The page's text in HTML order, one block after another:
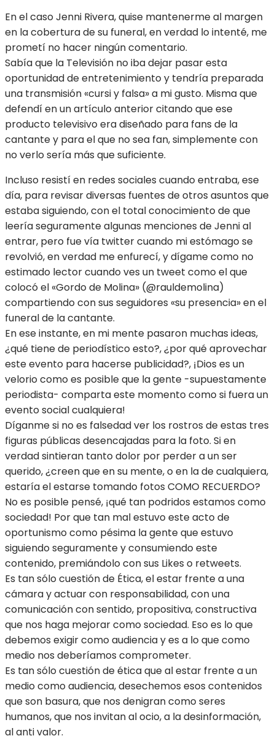
En el caso Jenni Rivera, quise mantenerme al margen
en la cobertura de su funeral, en verdad lo intenté, me
prometí no hacer ningún comentario.
Sabía que la Televisión no iba dejar pasar esta
oportunidad de entretenimiento y tendría preparada
una transmisión «cursi y falsa» a mi gusto. Misma que
defendí en un artículo anterior citando que ese
producto televisivo era diseñado para fans de la
cantante y para el que no sea fan, simplemente con
no verlo sería más que suficiente.
Incluso resistí en redes sociales cuando entraba, ese
día, para revisar diversas fuentes de otros asuntos que
estaba siguiendo, con el total conocimiento de que
leería seguramente algunas menciones de Jenni al
entrar, pero fue vía twitter cuando mi estómago se
revolvió, en verdad me enfurecí, y dígame como no
estimado lector cuando ves un tweet como el que
colocó el «Gordo de Molina» (@rauldemolina)
compartiendo con sus seguidores «su presencia» en el
funeral de la cantante.
En ese instante, en mi mente pasaron muchas ideas,
¿qué tiene de periodístico esto?, ¿por qué aprovechar
este evento para hacerse publicidad?, ¡Dios es un
velorio como es posible que la gente -supuestamente
periodista- comparta este momento como si fuera un
evento social cualquiera!
Díganme si no es falsedad ver los rostros de estas tres
figuras públicas desencajadas para la foto. Si en
verdad sintieran tanto dolor por perder a un ser
querido, ¿creen que en su mente, o en la de cualquiera,
estaría el estarse tomando fotos COMO RECUERDO?
No es posible pensé, ¡qué tan podridos estamos como
sociedad! Por que tan mal estuvo este acto de
oportunismo como pésima la gente que estuvo
siguiendo seguramente y consumiendo este
contenido, premiándolo con sus Likes o retweets.
Es tan sólo cuestión de Ética, el estar frente a una
cámara y actuar con responsabilidad, con una
comunicación con sentido, propositiva, constructiva
que nos haga mejorar como sociedad. Eso es lo que
debemos exigir como audiencia y es a lo que como
medio nos deberíamos comprometer.
Es tan sólo cuestión de ética que al estar frente a un
medio como audiencia, desechemos esos contenidos
que son basura, que nos denigran como seres
humanos, que nos invitan al ocio, a la desinformación,
al anti valor.